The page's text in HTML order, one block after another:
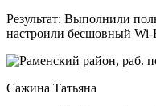
Результат: Выполнили
настроили бесшовный Wi-
Сажина Татьяна